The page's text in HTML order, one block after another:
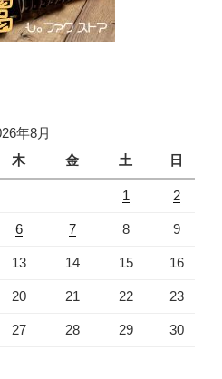
年8月
木 金 土 日
1 2
6 7 8 9
13 14 15 16
20 21 22 23
27 28 29 30